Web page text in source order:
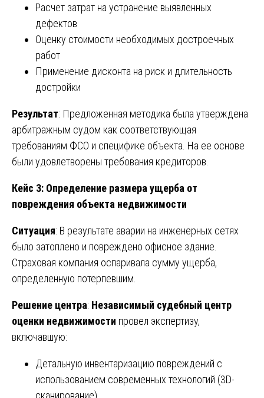
Расчет затрат на устранение выявленных
дефектов
Оценку стоимости необходимых достроечных
работ
Применение дисконта на риск и длительность
достройки
Результат: Предложенная методика была утверждена
арбитражным судом как соответствующая
требованиям ФСО и специфике объекта. На ее основе
были удовлетворены требования кредиторов.
Кейс 3: Определение размера ущерба от
повреждения объекта недвижимости
Ситуация: В результате аварии на инженерных сетях
было затоплено и повреждено офисное здание.
Страховая компания оспаривала сумму ущерба,
определенную потерпевшим.
Решение центра: Независимый судебный центр
оценки недвижимости провел экспертизу,
включавшую:
Детальную инвентаризацию повреждений с
использованием современных технологий (3D-
сканирование)